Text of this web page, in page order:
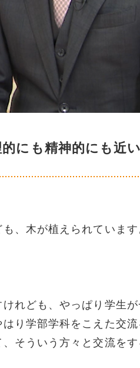
にも精神的にも近
、木が植えられていま
れども、やっぱり学生
り学部学科をこえた交
そういう方々と交流を